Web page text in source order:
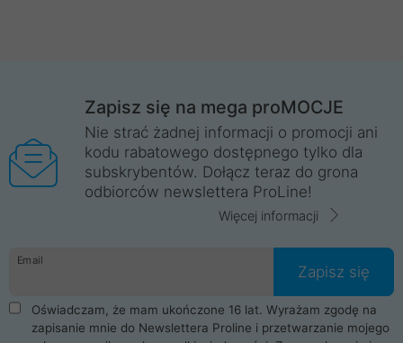
Zapisz się na mega proMOCJE
Nie strać żadnej informacji o promocji ani
kodu rabatowego dostępnego tylko dla
subskrybentów. Dołącz teraz do grona
odbiorców newslettera ProLine!
Więcej informacji
Email
Zapisz się
Oświadczam, że mam ukończone 16 lat. Wyrażam zgodę na
zapisanie mnie do Newslettera Proline i przetwarzanie mojego